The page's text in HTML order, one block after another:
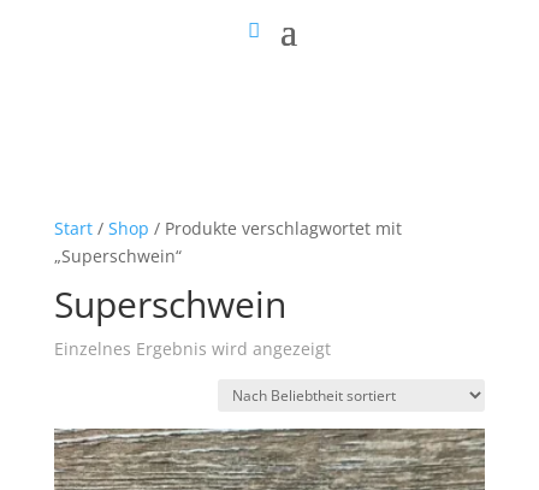
Start/ Shop / Produkte verschlagwortet mit
„Superschwein“
Superschwein
Einzelnes Ergebnis wird angezeigt